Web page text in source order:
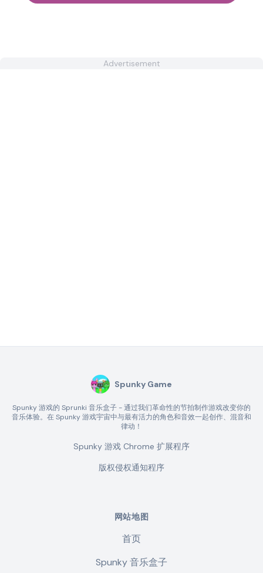
Advertisement
Spunky Game
Spunky 游戏的 Sprunki 音乐盒子 - 通过我们革命性的节拍制作游戏改变你的
音乐体验。在 Spunky 游戏宇宙中与最有活力的角色和音效一起创作、混音和
律动！
Spunky 游戏 Chrome 扩展程序
版权侵权通知程序
网站地图
首页
Spunky 音乐盒子